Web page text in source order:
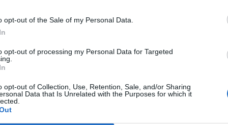
opt-out of the Sale of my Personal Data.
opt-out of processing my Personal Data for Targeted
opt-out of Collection, Use, Retention, Sale, and/or Sharing
Data that Is Unrelated with the Purposes for which it
da letto, dove dorme l'onorevole
Ci sarebbero anche filmati privati tra
e altri uomini - amanti? - che però pare
di essere ripresi... SE VUOI
A LEGGERE CLICCA QUI